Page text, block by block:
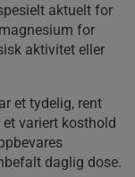
aktuelt for
for
aktivitet eller
et tydelig, rent
variert kosthold
daglig dose.